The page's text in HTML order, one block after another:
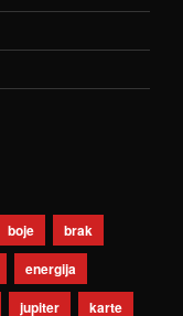
boje
brak
energija
jupiter karte